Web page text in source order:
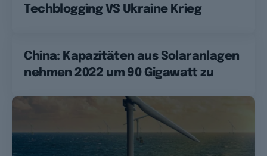
Techblogging VS Ukraine Krieg
China: Kapazitäten aus Solaranlagen
nehmen 2022 um 90 Gigawatt zu